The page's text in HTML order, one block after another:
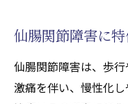
激痛に悩む方
活性化するチャ
天啓気功治
感
仙腸関節障害に
仙腸関節障害は、歩
激痛を伴い、慢性化